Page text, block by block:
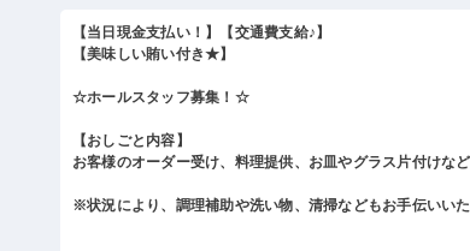
【当日現金支払い！】【交通費支給♪】
【美味しい賄い付き★】
☆ホールスタッフ募集！☆
【おしごと内容】
お客様のオーダー受け、料理提供、お皿やグラス片付けな
※状況により、調理補助や洗い物、清掃などもお手伝いいた